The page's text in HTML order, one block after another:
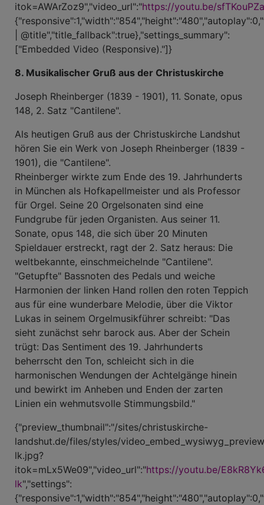
itok=AWArZoz9","video_url":"https://youtu.be/
| @title","title_fallback":true},"settings_summary":
["Embedded Video (Responsive)."]}
8. Musikalischer Gruß aus der Christuskirche
Joseph Rheinberger (1839 - 1901), 11. Sonate, opus
148, 2. Satz "Cantilene".
Als heutigen Gruß aus der Christuskirche Landshut
hören Sie ein Werk von Joseph Rheinberger (1839 -
1901), die "Cantilene".
Rheinberger wirkte zum Ende des 19. Jahrhunderts
in München als Hofkapellmeister und als Professor
für Orgel. Seine 20 Orgelsonaten sind eine
Fundgrube für jeden Organisten. Aus seiner 11.
Sonate, opus 148, die sich über 20 Minuten
Spieldauer erstreckt, ragt der 2. Satz heraus: Die
weltbekannte, einschmeichelnde "Cantilene".
"Getupfte" Bassnoten des Pedals und weiche
Harmonien der linken Hand rollen den roten Teppich
aus für eine wunderbare Melodie, über die Viktor
Lukas in seinem Orgelmusikführer schreibt: "Das
sieht zunächst sehr barock aus. Aber der Schein
trügt: Das Sentiment des 19. Jahrhunderts
beherrscht den Ton, schleicht sich in die
harmonischen Wendungen der Achtelgänge hinein
und bewirkt im Anheben und Enden der zarten
Linien ein wehmutsvolle Stimmungsbild."
{"preview_thumbnail":"/sites/christuskirche-
landshut.de/files/styles/
lk.jpg?
itok=mLx5We09","video_url":"https://youtu.be/
lk","settings":